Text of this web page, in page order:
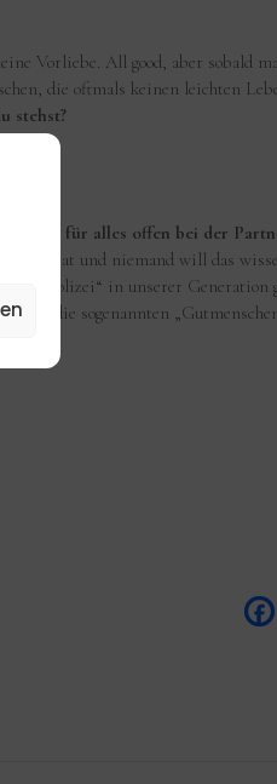
Vorliebe. All good, aber sobald
die oftmals keinen leichten
stehst?
nicht für alles offen bei der
privat und niemand will das
„Moralpolizei“ in unserer
die sogenannten